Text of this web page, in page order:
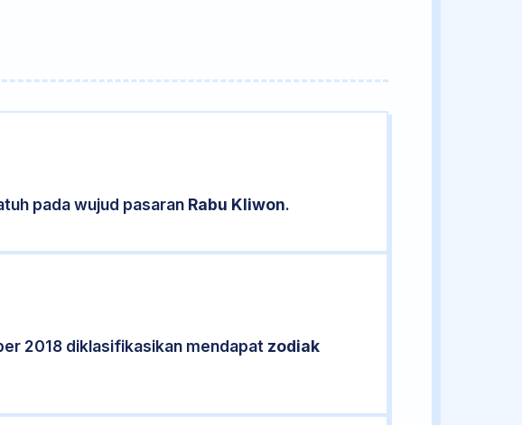
pada wujud pasaran Rabu Kliwon.
2018 diklasifikasikan mendapat zodiak